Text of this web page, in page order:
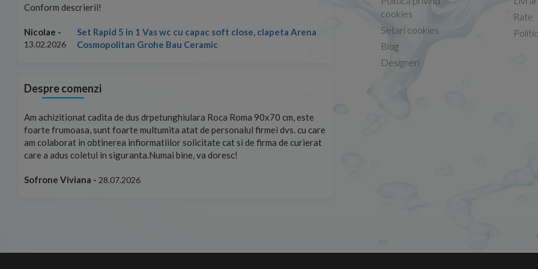
Conform descrierii!
Nicolae -
13.02.2026
Set Rapid 5 in 1 Vas wc cu capac soft close, clapeta Arena
Cosmopolitan Grohe Bau Ceramic
Conform descrierii!
13.02.2026
Despre comenzi
Am achizitionat cadita de dus drpetunghiulara Roca Roma 90x70 cm, este
foarte frumoasa, sunt foarte multumita atat de personalul firmei dvs. cu care
am colaborat in obtinerea infiormatiilor solicitate cat si de firma de curierat
care a adus coletul in siguranta.Numai bine, va doresc!
Sofrone Viviana - 28.07.2026
cookies
Setari cookies
Blog
Designeri
Rate